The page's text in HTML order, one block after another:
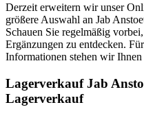
Derzeit erweitern wir unser
größere Auswahl an Jab
Schauen Sie regelmäßig
Ergänzungen zu entdecken.
Informationen stehen wir
Lagerverkauf Jab
Lagerverkauf